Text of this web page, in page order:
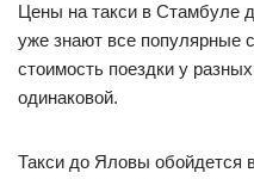
Цены на такси в Стамбуле
уже знают все популярные
стоимость поездки у
одинаковой.
Такси до Яловы обойдется